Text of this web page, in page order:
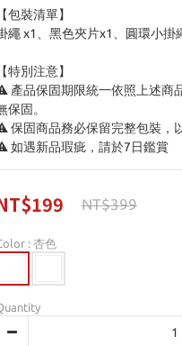
【包裝清單】
繩 x1、黑色夾片x1、圓環小掛
【特別注意】
產品保固期限統一依照上述商
保固。
保固商品務必保留完整包裝，
如遇新品瑕疵，請於7日鑑賞
NT$399
: 杏色